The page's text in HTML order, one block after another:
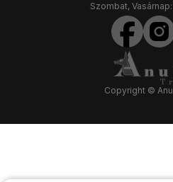
Szombat, Vasárnap:
Copyright ©